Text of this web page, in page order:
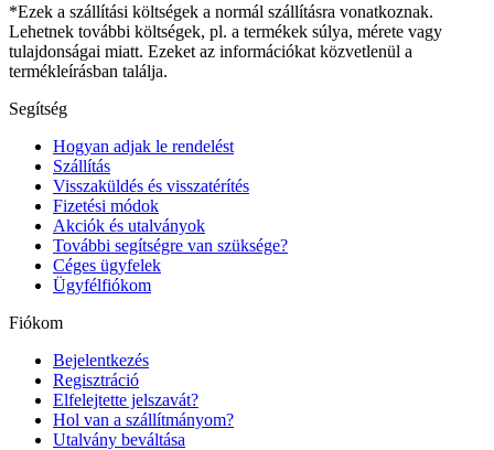
*Ezek a szállítási költségek a normál szállításra vonatkoznak.
Lehetnek további költségek, pl. a termékek súlya, mérete vagy
tulajdonságai miatt. Ezeket az információkat közvetlenül a
termékleírásban találja.
Segítség
Hogyan adjak le rendelést
Szállítás
Visszaküldés és visszatérítés
Fizetési módok
Akciók és utalványok
További segítségre van szüksége?
Céges ügyfelek
Ügyfélfiókom
Fiókom
Bejelentkezés
Regisztráció
Elfelejtette jelszavát?
Hol van a szállítmányom?
Utalvány beváltása